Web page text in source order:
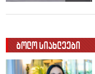
ბოლო სიახლეები